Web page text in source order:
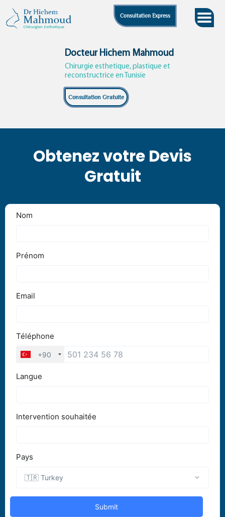
content
Consultation Express
Docteur Hichem Mahmoud
Chirurgie esthetique, plastique et
reconstructrice en Tunisie
Consultation Gratuite
Obtenez votre Devis
Gratuit